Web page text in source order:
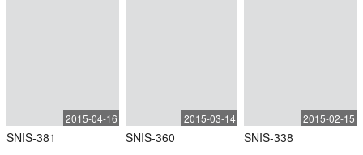
2015-04-16
SNIS-381
2015-03-14
SNIS-360
2015-02-15
SNIS-338